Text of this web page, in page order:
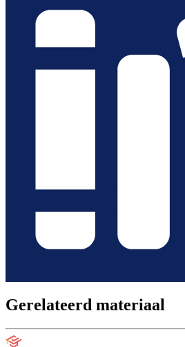
Gerelateerd materiaal